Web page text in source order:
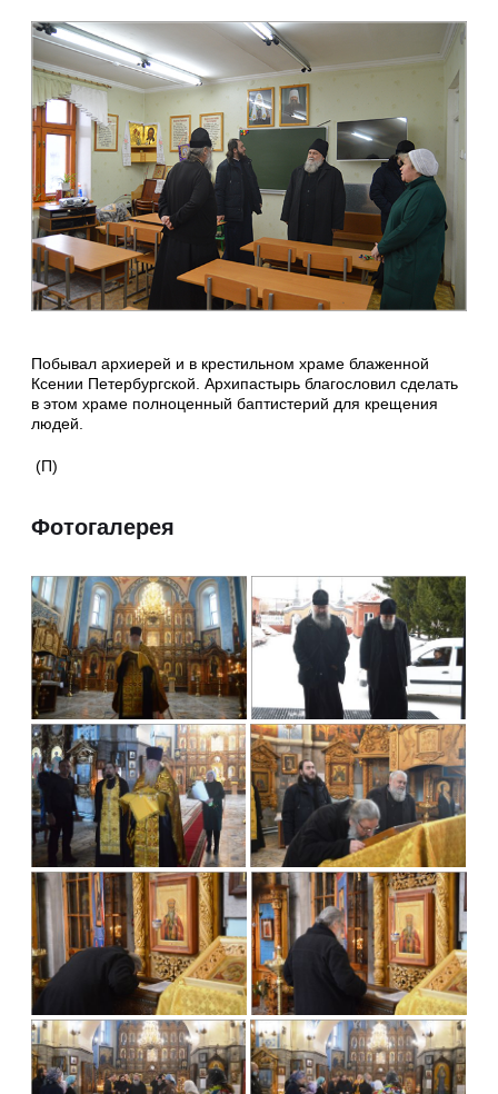
Побывал архиерей и в крестильном храме блаженной
Ксении Петербургской. Архипастырь благословил сделать
в этом храме полноценный баптистерий для крещения
людей.
(П)
Фотогалерея